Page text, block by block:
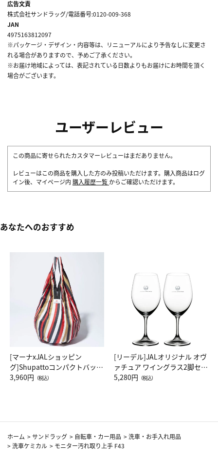
広告文責
株式会社サンドラッグ/電話番号:0120-009-368
JAN
4975163812097
※パッケージ・デザイン・内容等は、リニューアルにより予告なしに変更さ
れる場合がありますので、予めご了承ください。
※お届け地域によっては、表記されている日数よりもお届けにお時間を頂く
場合がございます。
ユーザーレビュー
この商品に寄せられたカスタマーレビューはまだありません。
レビューはこの商品を購入した方のみ投稿いただけます。購入商品はログ
イン後、マイページ内 購入履歴一覧 からご確認いただけます。
あなたへのおすすめ
[マーナxJALショッピン
グ]Shupattoコンパクトバッグ
Drop JAL客室乗務員（LC）ス
3,960円 （税込）
[リーデル]JALオリジナル オヴ
ァチュア ワイングラス2脚セッ
ト（レッドワイン）
5,280円 （税込）
ホーム >サンドラッグ > 自転車・カー用品 >洗車・お手入れ用品
>洗車ケミカル > モニター汚れ取り上手 F43